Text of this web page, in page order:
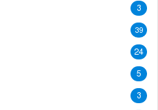
3
39
24
5
3